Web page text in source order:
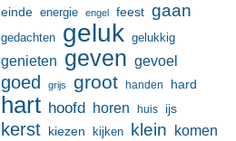
einde energie engel feest gaan
gedachten geluk gelukkig
genieten geven gevoel
goed grijs groot handen hard
hart hoofd horen huis ijs
kerst kiezen kijken klein komen